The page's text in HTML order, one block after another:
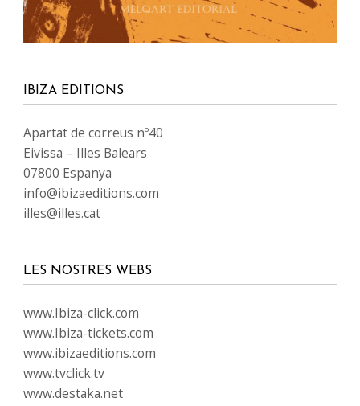
IBIZA EDITIONS
Apartat de correus nº40
Eivissa – Illes Balears
07800 Espanya
info@ibizaeditions.com
illes@illes.cat
LES NOSTRES WEBS
www.Ibiza-click.com
www.Ibiza-tickets.com
www.ibizaeditions.com
www.tvclick.tv
www.destaka.net